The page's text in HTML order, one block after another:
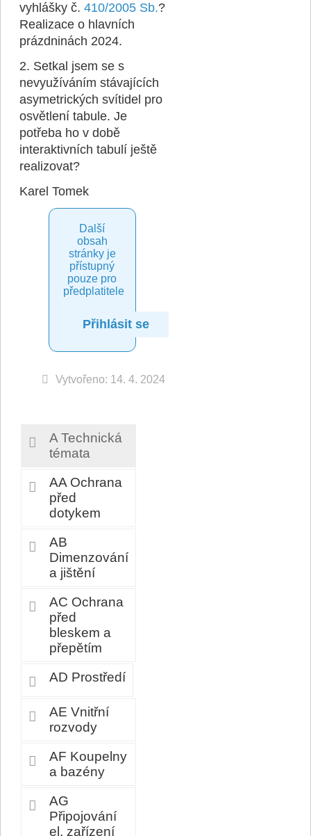
vyhlášky č. 410/2005 Sb.?
Realizace o hlavních
prázdninách 2024.
2. Setkal jsem se s
nevyužíváním stávajících
asymetrických svítidel pro
osvětlení tabule. Je
potřeba ho v době
interaktivních tabulí ještě
realizovat?
Karel Tomek
Další
obsah
stránky je
přístupný
pouze pro
předplatitele
Přihlásit se
Vytvořeno: 14. 4. 2024
A Technická
témata
AA Ochrana
před
dotykem
AB
Dimenzování
a jištění
AC Ochrana
před
bleskem a
přepětím
AD Prostředí
AE Vnitřní
rozvody
AF Koupelny
a bazény
AG
Připojování
el. zařízení